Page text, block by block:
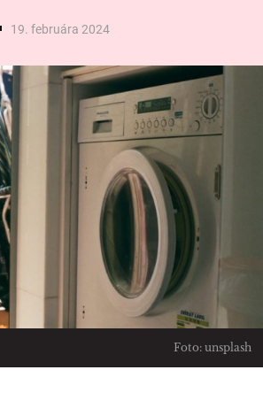
19. februára 2024
Foto: unsplash